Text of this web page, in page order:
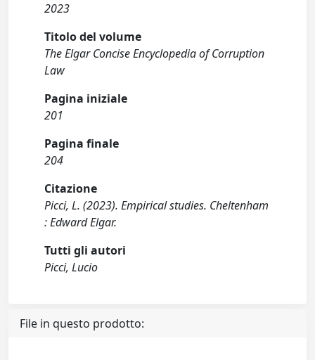
2023
Titolo del volume
The Elgar Concise Encyclopedia of Corruption
Law
Pagina iniziale
201
Pagina finale
204
Citazione
Picci, L. (2023). Empirical studies. Cheltenham
: Edward Elgar.
Tutti gli autori
Picci, Lucio
File in questo prodotto: